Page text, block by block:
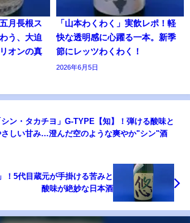
月長根ス
う、大迫
オンの真
「山本わくわく」実飲レポ！軽
快な透明感に心躍る一本。新季
節にレッツわくわく！
2026年6月5日
シン・タカチヨ」G-TYPE【知】！弾ける酸味と
さしい甘み…澄んだ空のような爽やか"シン"酒
！5代目蔵元が手掛ける苦みと
酸味が絶妙な日本酒